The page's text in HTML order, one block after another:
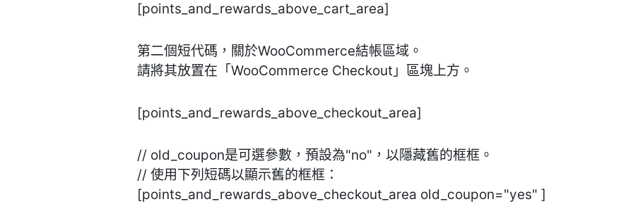
[points_and_rewards_above_cart_area]
第二個短代碼，關於WooCommerce結帳區域。
請將其放置在「WooCommerce Checkout」區塊上方。
[points_and_rewards_above_checkout_area]
// old_coupon是可選參數，預設為"no"，以隱藏舊的框框。
// 使用下列短碼以顯示舊的框框：
[points_and_rewards_above_checkout_area old_coupon="yes" ]